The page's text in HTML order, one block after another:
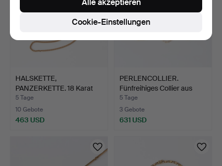
HALSKETTE,
PANZERKETTE. 18 Karat
Gold, Bal…
5 Tage
10 Gebote
463 USD
PERLENCOLLIER.
Fünfreihiges Collier aus
Zu…
5 Tage
3 Gebote
631 USD
Cookie-Einstellungen